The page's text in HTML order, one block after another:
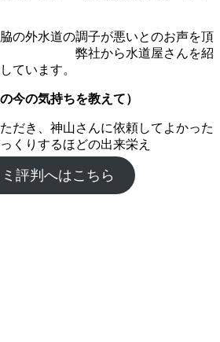
の外水道の調子が悪いとのお声を頂
弊社から水道屋さんを紹
ています。
今の気持ちを教えて）
だき、神山さんに依頼してよかった
くりするほどの出来栄え
評判へはこちら